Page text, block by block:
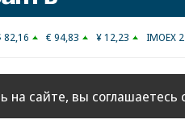
82,16 € 94,83 ¥ 12,23 IMOEX
на сайте, вы соглашаетесь